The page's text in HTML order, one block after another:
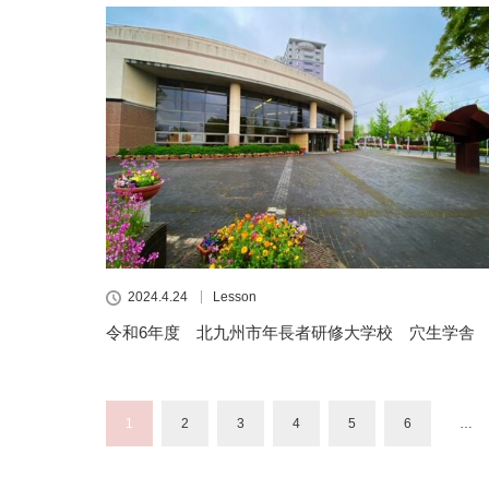
2024.4.24 Lesson
令和6年度 北九州市年長者研修大学校 穴生学舎
1 2 3 4 5 6 …